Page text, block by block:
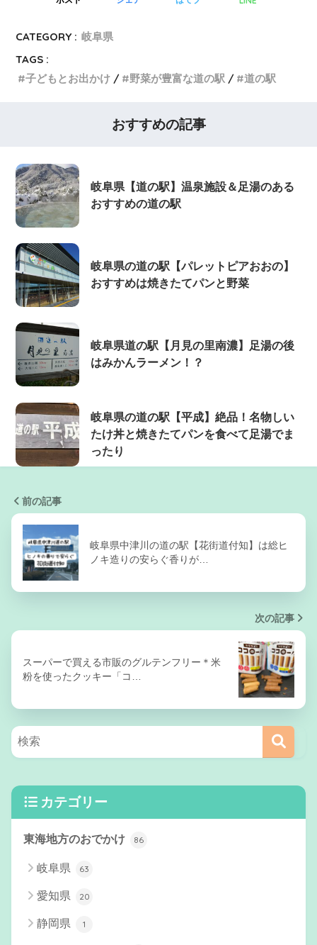
CATEGORY : 岐阜県
TAGS :
子どもとお出かけ
野菜が豊富な道の駅 道の駅
おすすめの記事
岐阜県【道の駅】温泉施設＆足湯のある
おすすめの道の駅
岐阜県の道の駅【パレットピアおおの】
おすすめは焼きたてパンと野菜
岐阜県道の駅【月見の里南濃】足湯の後
はみかんラーメン！？
岐阜県の道の駅【平成】絶品！名物しい
たけ丼と焼きたてパンを食べて足湯でま
ったり
前の記事
岐阜県中津川の道の駅【花街道付知】は総ヒ
ノキ造りの安らぐ香りが…
次の記事
スーパーで買える市販のグルテンフリー＊米
粉を使ったクッキー「コ…
カテゴリー
東海地方のおでかけ 86
岐阜県 63
愛知県 20
静岡県 1